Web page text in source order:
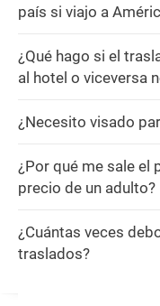
país si viajo a
¿Qué hago si el
al hotel o viceversa
¿Necesito visado
¿Por qué me sale el
precio de un adulto?
¿Cuántas veces
traslados?